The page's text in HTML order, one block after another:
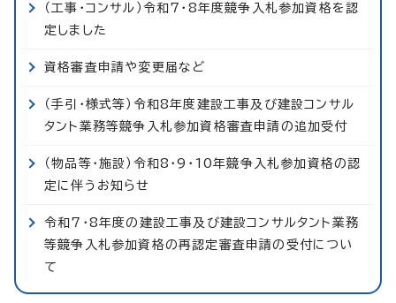
（工事・コンサル）令和7・8年度競争入札参加資格を認
定しました
資格審査申請や変更届など
（手引・様式等）令和8年度建設工事及び建設コンサル
タント業務等競争入札参加資格審査申請の追加受付
（物品等・施設）令和8・9・10年競争入札参加資格の認
定に伴うお知らせ
令和7・8年度の建設工事及び建設コンサルタント業務
等競争入札参加資格の再認定審査申請の受付につい
て